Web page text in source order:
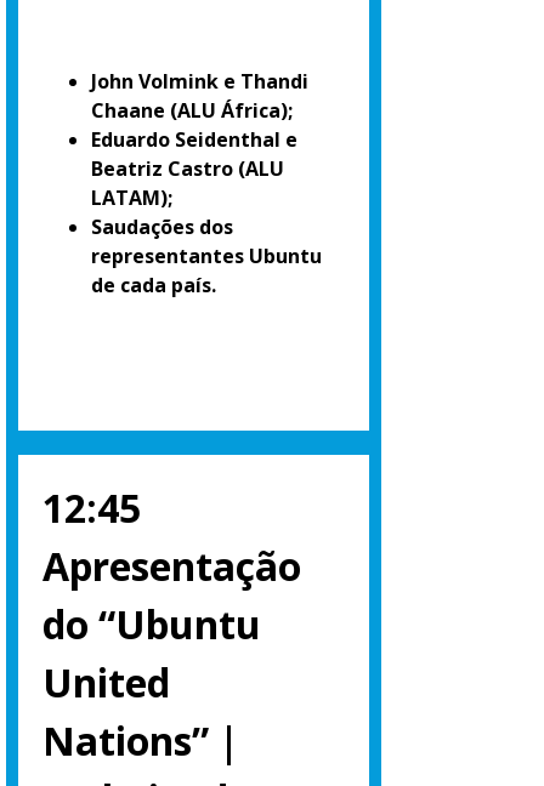
John Volmink e Thandi
Chaane (ALU África);
Eduardo Seidenthal e
Beatriz Castro (ALU
LATAM);
Saudações dos
representantes Ubuntu
de cada país.
12:45
Apresentação
do “Ubuntu
United
Nations” |